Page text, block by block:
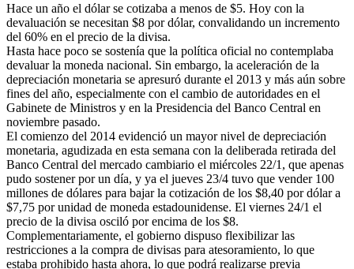
Hace un año el dólar se cotizaba a menos de $5. Hoy con la
devaluación se necesitan $8 por dólar, convalidando un incremento
del 60% en el precio de la divisa.
Hasta hace poco se sostenía que la política oficial no contemplaba
devaluar la moneda nacional. Sin embargo, la aceleración de la
depreciación monetaria se apresuró durante el 2013 y más aún sobre
fines del año, especialmente con el cambio de autoridades en el
Gabinete de Ministros y en la Presidencia del Banco Central en
noviembre pasado.
El comienzo del 2014 evidenció un mayor nivel de depreciación
monetaria, agudizada en esta semana con la deliberada retirada del
Banco Central del mercado cambiario el miércoles 22/1, que apenas
pudo sostener por un día, y ya el jueves 23/4 tuvo que vender 100
millones de dólares para bajar la cotización de los $8,40 por dólar a
$7,75 por unidad de moneda estadounidense. El viernes 24/1 el
precio de la divisa osciló por encima de los $8.
Complementariamente, el gobierno dispuso flexibilizar las
restricciones a la compra de divisas para atesoramiento, lo que
estaba prohibido hasta ahora, lo que podrá realizarse previa